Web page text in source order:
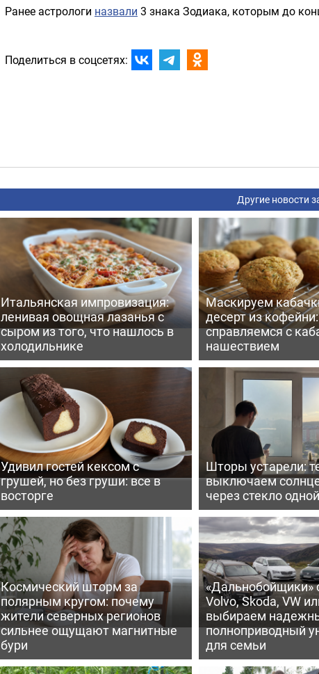
Ранее астрологи назвали 3 знака Зодиака, которым до
Поделиться в соцсетях:
Другие новости
Итальянская импровизация:
ленивая овощная лазанья с
сыром из того, что нашлось в
холодильнике
Маскируем
десерт из
справляемся с
нашествием
Удивил гостей кексом с
грушей, но без груши: все в
восторге
Шторы устарели:
выключаем
через стекло
Космический шторм за
полярным кругом: почему
жители северных регионов
сильнее ощущают магнитные
бури
«Дальнобойщики»
Volvo, Skoda, VW
выбираем
полноприводный
для семьи